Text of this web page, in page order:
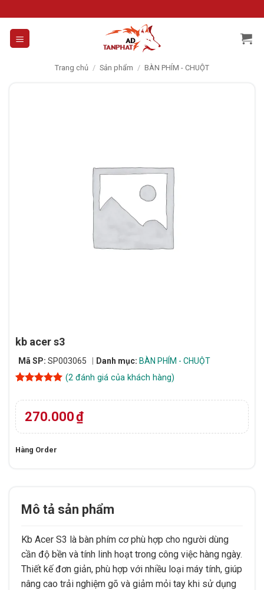
to
content
Trang chủ / Sản phẩm / BÀN PHÍM - CHUỘT
kb acer s3
Mã SP: SP003065 Danh mục: BÀN PHÍM - CHUỘT
dựa trên
đánh giá
(2đánh giá của khách hàng)
270.000₫
Hàng Order
Mô tả sản phẩm
Kb Acer S3 là bàn phím cơ phù hợp cho người dùng
cần độ bền và tính linh hoạt trong công việc hàng ngày.
Thiết kế đơn giản, phù hợp với nhiều loại máy tính, giúp
nâng cao trải nghiệm gõ và giảm mỏi tay khi sử dụng